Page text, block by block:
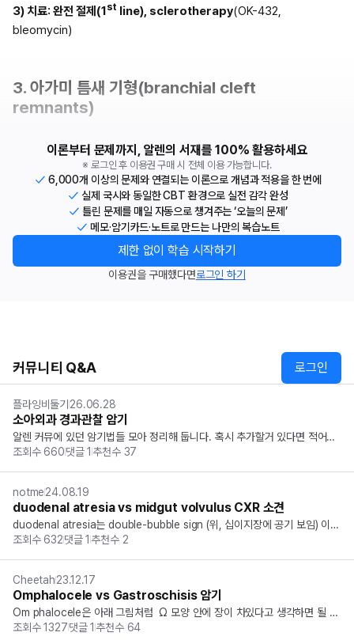
3) 치료: 완전 절제(1st line), sclerotherapy(OK-432,
bleomycin)
3. 아가미 틈새 기형(branchial cleft
remnants)
이론부터 문제까지, 알렌의 서재를 100% 활용하세요
※ 로그인 후 이용권 구매 시 전체 이용 가능합니다.
6,000개 이상의 문제와 연결되는 이론으로 개념과 적용을 한 번에
실제 국시와 동일한 CBT 환경으로 실전 감각 완성
틀린 문제를 매일 자동으로 챙겨주는 ‘오늘의 문제’
메모·암기카드·노트로 만드는 나만의 복습노트
제한 없이 학습 시작하기
이용권을 구매했다면로그인 하기
커뮤니티 Q&A 로그인
플라잉비둘기26.06.28
소아외과 경과관찰 암기
알렌 커뮤에 있던 암기법들 모아 정리해 둡니다. 혹시 추가할거 있다면 적어주
세요~ 하이드로시 일  → 일(1)이니까  1년 까지 경과관찰 배꼬 오 옵탈장 → 오
조회수 660댓글1추천수 37
notme24.08.19
duodenal atresia vs midgut volvulus CXR 소견
duodenal atresia는 double-bubble sign (위, 십이지장에 공기 보임) 이고
midgut vovulus는 gasless sign (위에만 공기 보임) 인게 이해가 잘 안됩니
조회수 632댓글1추천수 2
Cheetah23.12.17
Omphalocele vs Gastroschisis 암기
Om phalocele은 아래 그림처럼  Ω 모양 안에 장이 차있다고 생각하면 될 것
같습니다.
조회수1327댓글1추천수 64